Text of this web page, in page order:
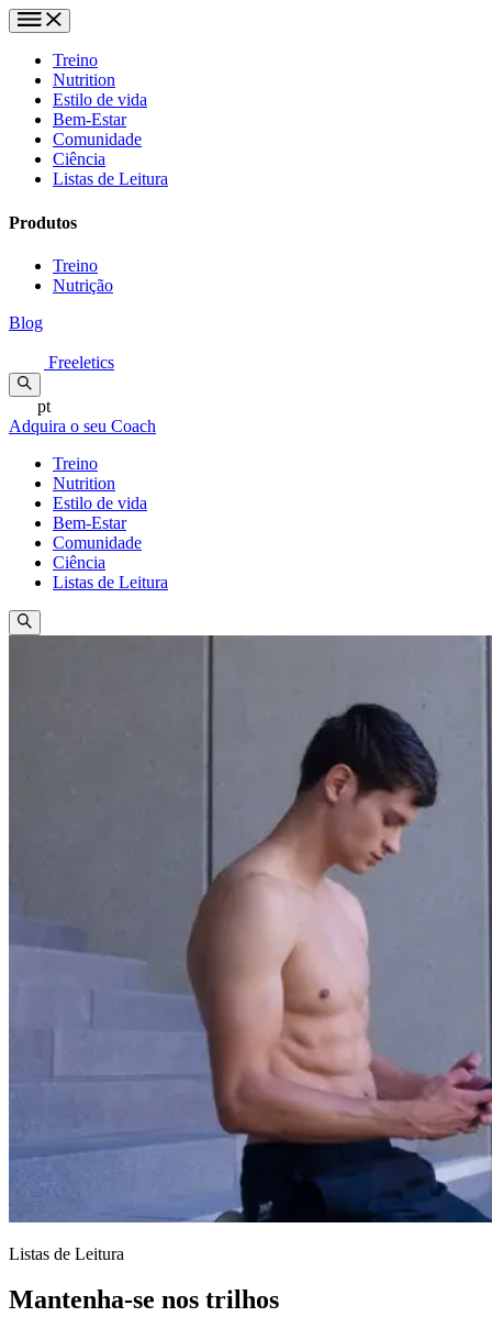
Treino
Nutrition
Estilo de vida
Bem-Estar
Comunidade
Ciência
Listas de Leitura
Produtos
Treino
Nutrição
Blog
Freeletics
pt
Adquira o seu Coach
Treino
Nutrition
Estilo de vida
Bem-Estar
Comunidade
Ciência
Listas de Leitura
Listas de Leitura
Mantenha-se nos trilhos